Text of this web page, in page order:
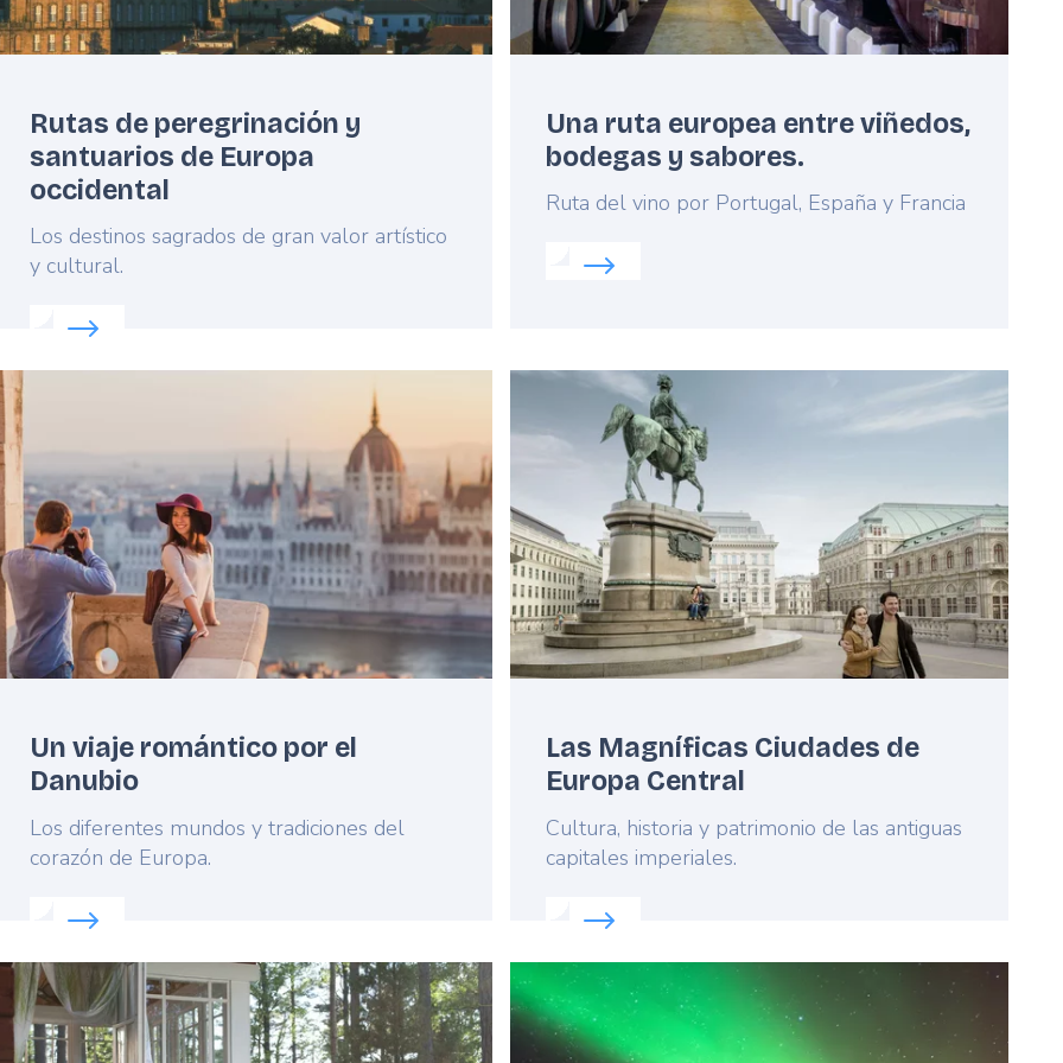
Norte
Rutas de peregrinación y
santuarios de Europa
occidental
Lead
Los destinos sagrados de gran valor artístico
y cultural.
Read more about:
Una ruta europea entre viñedos,
bodegas y sabores.
Lead
Ruta del vino por Portugal, España y Francia
Read more about:
image
Un viaje romántico por el
Danubio
Lead
Los diferentes mundos y tradiciones del
corazón de Europa.
Read more about:
Featured
Las Magníficas Ciudades de
Europa Central
Lead
Cultura, historia y patrimonio de las antiguas
capitales imperiales.
Read more about:
Featured
Featured
image